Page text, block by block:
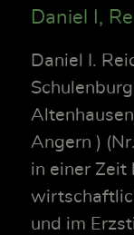
Daniel I,
Daniel I.
Angern )
in einer Zeit
und im